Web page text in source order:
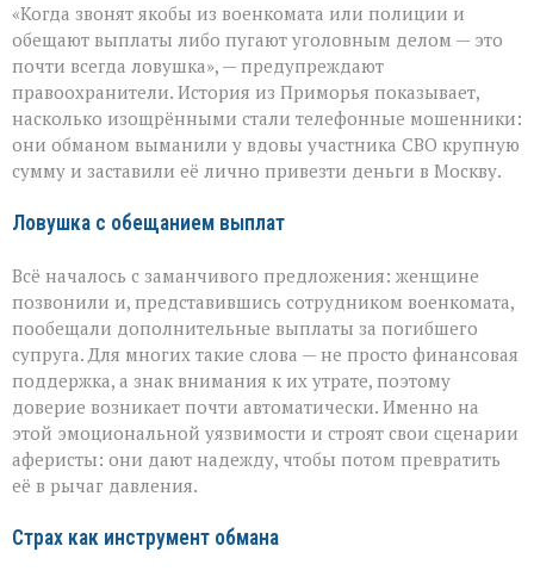
сыграли
на
самом
больном»:
вдова
военного
лишилась
миллионов
из‑за
«Когда звонят якобы из военкомата или полиции и
обещают выплаты либо пугают уголовным делом — это
почти всегда ловушка», — предупреждают
правоохранители. История из Приморья показывает,
насколько изощрёнными стали телефонные мошенники:
они обманом выманили у вдовы участника СВО крупную
сумму и заставили её лично привезти деньги в Москву.
Ловушка с обещанием выплат
Всё началось с заманчивого предложения: женщине
позвонили и, представившись сотрудником военкомата,
пообещали дополнительные выплаты за погибшего
супруга. Для многих такие слова — не просто финансовая
поддержка, а знак внимания к их утрате, поэтому
доверие возникает почти автоматически. Именно на
этой эмоциональной уязвимости и строят свои сценарии
аферисты: они дают надежду, чтобы потом превратить
её в рычаг давления.
Страх как инструмент обмана